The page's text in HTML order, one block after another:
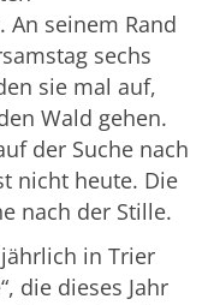
seinem Rand
sechs
sie mal auf,
Wald gehen.
der Suche nach
nicht heute. Die
nach der Stille.
in Trier
die dieses Jahr